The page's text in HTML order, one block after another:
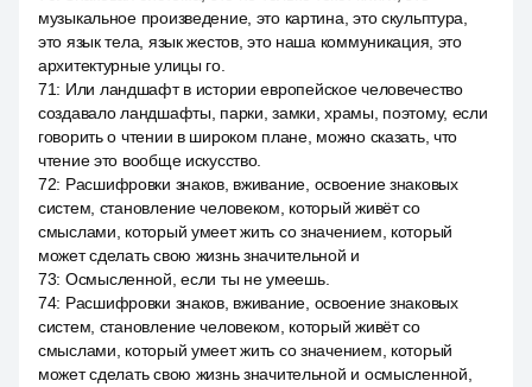
музыкальное произведение, это картина, это скульптура,
это язык тела, язык жестов, это наша коммуникация, это
архитектурные улицы го.
71: Или ландшафт в истории европейское человечество
создавало ландшафты, парки, замки, храмы, поэтому, если
говорить о чтении в широком плане, можно сказать, что
чтение это вообще искусство.
72: Расшифровки знаков, вживание, освоение знаковых
систем, становление человеком, который живёт со
смыслами, который умеет жить со значением, который
может сделать свою жизнь значительной и
73: Осмысленной, если ты не умеешь.
74: Расшифровки знаков, вживание, освоение знаковых
систем, становление человеком, который живёт со
смыслами, который умеет жить со значением, который
может сделать свою жизнь значительной и осмысленной,